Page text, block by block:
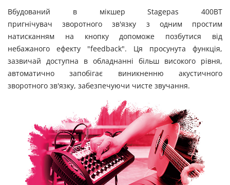
Вбудований в мікшер Stagepas 400BT
пригнічувач зворотного зв'язку з одним простим
натисканням на кнопку допоможе позбутися від
небажаного ефекту "feedback". Ця просунута функція,
зазвичай доступна в обладнанні більш високого рівня,
автоматично запобігає виникненню акустичного
зворотного зв'язку, забезпечуючи чисте звучання.